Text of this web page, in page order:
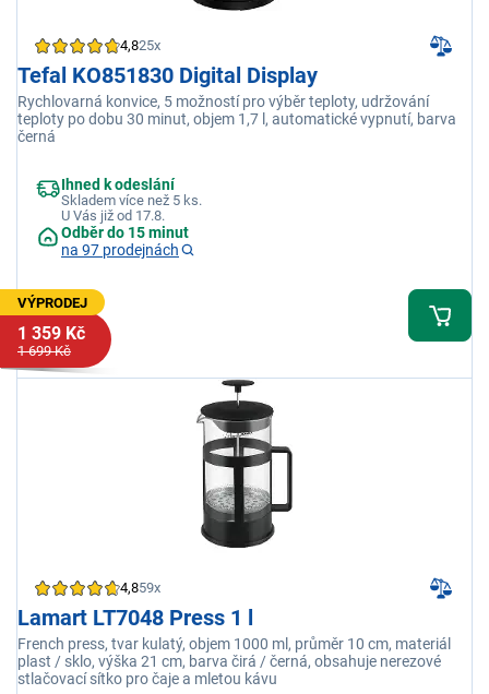
4,825x
Tefal KO851830 Digital Display
Rychlovarná konvice, 5 možností pro výběr teploty, udržování
teploty po dobu 30 minut, objem 1,7 l, automatické vypnutí, barva
černá
Ihned k odeslání
Skladem více než 5 ks.
U Vás již od 17.8.
Odběr do 15 minut
na 97 prodejnách
VÝPRODEJ
1 359 Kč
1 699 Kč
4,859x
Lamart LT7048 Press 1 l
French press, tvar kulatý, objem 1000 ml, průměr 10 cm, materiál
plast / sklo, výška 21 cm, barva čirá / černá, obsahuje nerezové
stlačovací sítko pro čaje a mletou kávu